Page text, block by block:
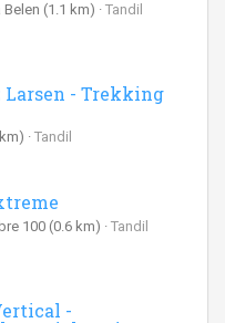
(1.1 km) Tandil
Larsen - Trekking
Tandil
100 (0.6 km) Tandil
-